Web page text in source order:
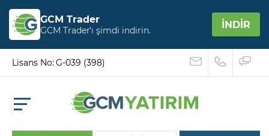
GCM Trader
GCM Trader’ı şimdi indirin. İNDİR
Lisans No: G-039 (398)